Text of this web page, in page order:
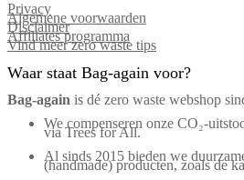
Privacy
Algemene voorwaarden
Disclaimer
Affiliates programma
Vind meer zero waste tips
Waar staat Bag-again voor?
Bag‑again is dé zero waste webshop
We compenseren onze CO₂-
via Trees for All.
Al sinds 2015 bieden we
(handmade) producten, zoals de